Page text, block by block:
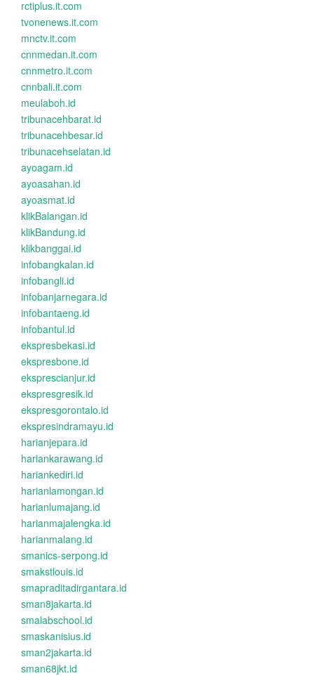
rctiplus.it.com
tvonenews.it.com
mnctv.it.com
cnnmedan.it.com
cnnmetro.it.com
cnnbali.it.com
meulaboh.id
tribunacehbarat.id
tribunacehbesar.id
tribunacehselatan.id
ayoagam.id
ayoasahan.id
ayoasmat.id
klikBalangan.id
klikBandung.id
klikbanggai.id
infobangkalan.id
infobangli.id
infobanjarnegara.id
infobantaeng.id
infobantul.id
ekspresbekasi.id
ekspresbone.id
eksprescianjur.id
ekspresgresik.id
ekspresgorontalo.id
ekspresindramayu.id
harianjepara.id
hariankarawang.id
hariankediri.id
harianlamongan.id
harianlumajang.id
harianmajalengka.id
harianmalang.id
smanics-serpong.id
smakstlouis.id
smapraditadirgantara.id
sman8jakarta.id
smalabschool.id
smaskanisius.id
sman2jakarta.id
sman68jkt.id